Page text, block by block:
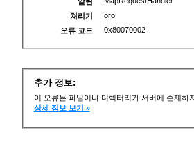
처리기
oro
오류 코드
0x80070002
추가 정보:
이 오류는 파일이나 디렉터리가 서버에 존재
상세 정보 보기 »